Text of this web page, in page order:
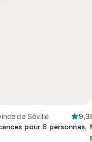
de Séville
9,3
pour 8 personnes,